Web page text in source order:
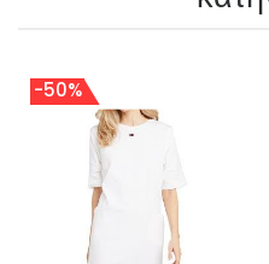
-50%